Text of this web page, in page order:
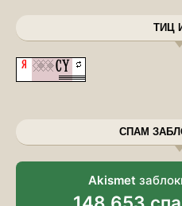
ТИЦ
СПАМ
Akismet